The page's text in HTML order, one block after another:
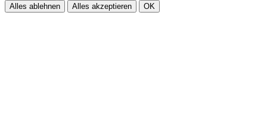
Alles ablehnen Alles akzeptieren OK